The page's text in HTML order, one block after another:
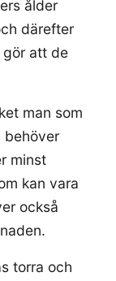
ålder
därefter
gör att de
man som
behöver
minst
kan vara
också
torra och